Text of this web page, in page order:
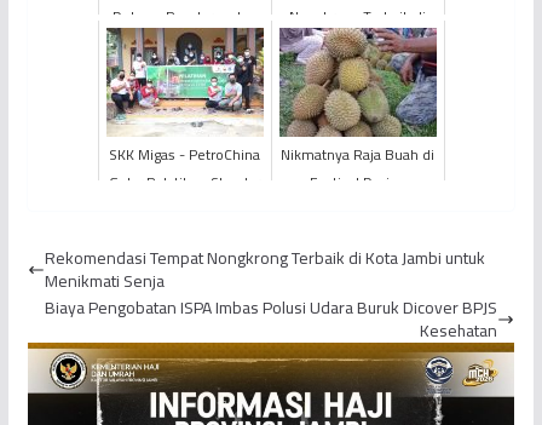
Dukung Pagelaran dan
Festival Tari Lah Puar
Jelupung Tumbuh IX...
Nongkrong Terbaik di
Kota Jambi untuk
Menikmati Senja
SKK Migas - PetroChina
Gelar Pelatihan Standar
Nikmatnya Raja Buah di
Festival Durian
Rekomendasi Tempat Nongkrong Terbaik di Kota Jambi untuk
Menikmati Senja
Biaya Pengobatan ISPA Imbas Polusi Udara Buruk Dicover BPJS
Kesehatan